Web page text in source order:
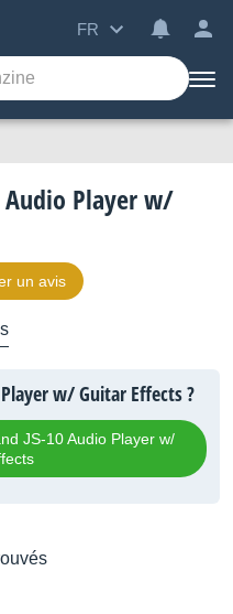
FR
Audio Player w/
un avis
w/ Guitar Effects ?
JS-10 Audio Player w/